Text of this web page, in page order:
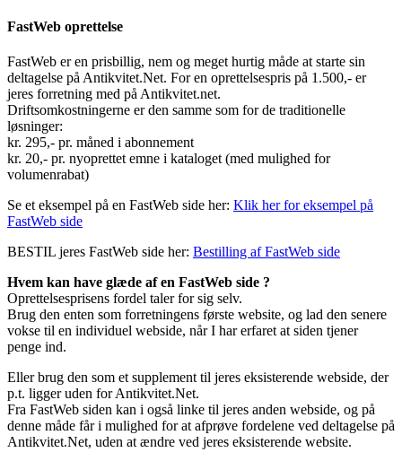
FastWeb oprettelse
FastWeb er en prisbillig, nem og meget hurtig måde at starte sin
deltagelse på Antikvitet.Net. For en oprettelsespris på 1.500,- er
jeres forretning med på Antikvitet.net.
Driftsomkostningerne er den samme som for de traditionelle
løsninger:
kr. 295,- pr. måned i abonnement
kr. 20,- pr. nyoprettet emne i kataloget (med mulighed for
volumenrabat)
Se et eksempel på en FastWeb side her: Klik her for eksempel på
FastWeb side
BESTIL jeres FastWeb side her: Bestilling af FastWeb side
Hvem kan have glæde af en FastWeb side ?
Oprettelsesprisens fordel taler for sig selv.
Brug den enten som forretningens første website, og lad den senere
vokse til en individuel webside, når I har erfaret at siden tjener
penge ind.
Eller brug den som et supplement til jeres eksisterende webside, der
p.t. ligger uden for Antikvitet.Net.
Fra FastWeb siden kan i også linke til jeres anden webside, og på
denne måde får i mulighed for at afprøve fordelene ved deltagelse på
Antikvitet.Net, uden at ændre ved jeres eksisterende website.